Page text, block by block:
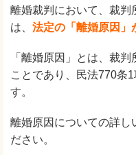
離婚裁判において、裁判
は、 法定の「離婚原因」
「離婚原因」とは、裁
ことであり、民法770条
す。
離婚原因についての詳し
ださい。